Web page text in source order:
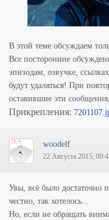
В этой теме обсуждаем
Все посторонние
эпизодам, озвучке,
будут удаляться! При
оставившие эти
Прикрепления:
woodelf
22 Августа 2015,
Увы, всё было достаточно
честно, так хотелось...
Но, если не обращать